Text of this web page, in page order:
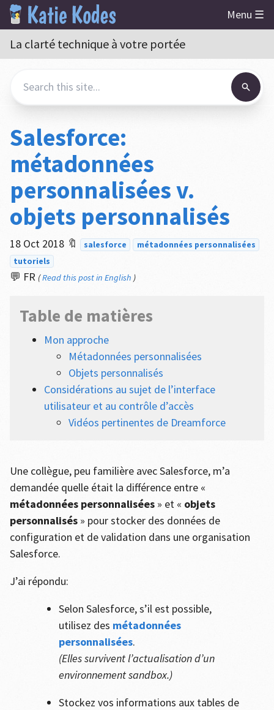
Menu ☰
La clarté technique à votre portée
Salesforce:
métadonnées
personnalisées v.
objets personnalisés
18 Oct 2018 🔖 salesforce
métadonnées personnalisées
tutoriels
💬 FR (Read this post in English )
Table de matières
Mon approche
Métadonnées personnalisées
Objets personnalisés
Considérations au sujet de l’interface
utilisateur et au contrôle d’accès
Vidéos pertinentes de Dreamforce
Une collègue, peu familière avec Salesforce, m’a
demandée quelle était la différence entre «
métadonnées personnalisées» et « objets
personnalisés» pour stocker des données de
configuration et de validation dans une organisation
Salesforce.
J’ai répondu:
Selon Salesforce, s’il est possible,
utilisez des métadonnées
personnalisées.
(Elles survivent l’actualisation d’un
environnement sandbox.)
Stockez vos informations aux tables de